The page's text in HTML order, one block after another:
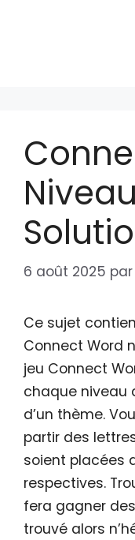
Niveau
6 août 2025 par
Ce sujet
Connect Word
jeu Connect
chaque niveau
d’un thème.
partir des
soient placées
respectives.
fera gagner
trouvé alors